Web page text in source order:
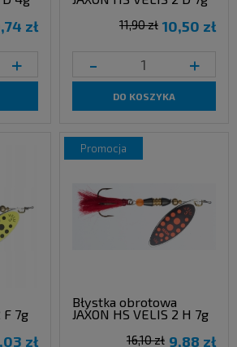
zł
+
10,50 zł
11,90 zł
- +
DO KOSZYKA
F 7g
zł
Błystka obrotowa
JAXON HS VELIS 2 H 7g
9,88 zł
16,10 zł
promocja